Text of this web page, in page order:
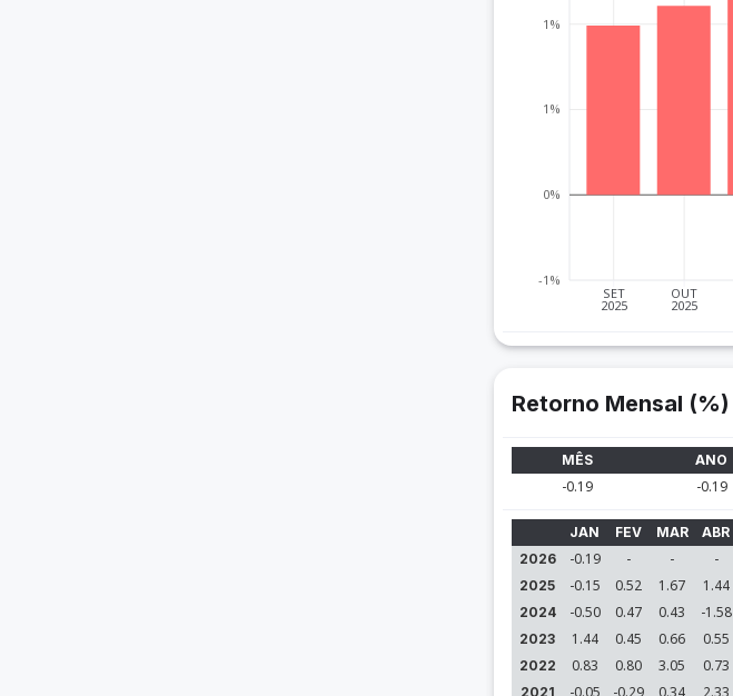
SET
2025
OUT
2025
-1%
0%
1%
1%
Retorno Mensal (%)
MÊS ANO
-0.19 -0.19
JAN FEV MAR ABR
2026
-0.19 - - -
2025 -0.15 0.52 1.67 1.44
2024 -0.50 0.47 0.43 -1.58
2023 1.44 0.45 0.66 0.55
2022 0.83 0.80 3.05 0.73
2021 -0.05 -0.29 0.34 2.33